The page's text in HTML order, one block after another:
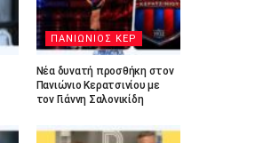
ΠΑΝΙΩΝΙΟΣ ΚΕΡ
Νέα δυνατή προσθήκη στον
Πανιώνιο Κερατσινίου με
τον Γιάννη Σαλονικίδη